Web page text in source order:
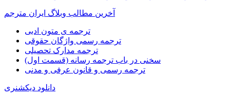
آخرین مطالب وبلاگ ایران مترجم
ترجمه ی متون ادبی
ترجمه رسمی واژگان حقوقی
ترجمه مدارک تحصیلی
سخنی در باب ترجمه رسانه (قسمت اول)
ترجمه رسمی و قانون عرفی و مدنی
دانلود دیکشنری